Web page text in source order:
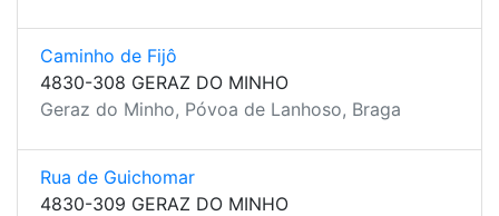
Caminho de Fijô
4830-308 GERAZ DO MINHO
Geraz do Minho, Póvoa de Lanhoso, Braga
Rua de Guichomar
4830-309 GERAZ DO MINHO